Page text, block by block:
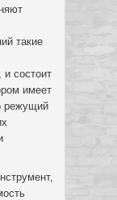
такие
и состоит
имеет
режущий